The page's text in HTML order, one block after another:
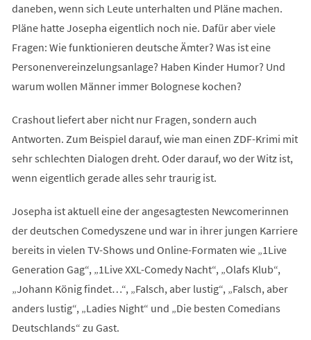
daneben, wenn sich Leute unterhalten und Pläne machen.
Pläne hatte Josepha eigentlich noch nie. Dafür aber viele
Fragen: Wie funktionieren deutsche Ämter? Was ist eine
Personenvereinzelungsanlage? Haben Kinder Humor? Und
warum wollen Männer immer Bolognese kochen?
Crashout liefert aber nicht nur Fragen, sondern auch
Antworten. Zum Beispiel darauf, wie man einen ZDF-Krimi mit
sehr schlechten Dialogen dreht. Oder darauf, wo der Witz ist,
wenn eigentlich gerade alles sehr traurig ist.
Josepha ist aktuell eine der angesagtesten Newcomerinnen
der deutschen Comedyszene und war in ihrer jungen Karriere
bereits in vielen TV-Shows und Online-Formaten wie „1Live
Generation Gag“, „1Live XXL-Comedy Nacht“, „Olafs Klub“,
„Johann König findet…“, „Falsch, aber lustig“, „Falsch, aber
anders lustig“, „Ladies Night“ und „Die besten Comedians
Deutschlands“ zu Gast.